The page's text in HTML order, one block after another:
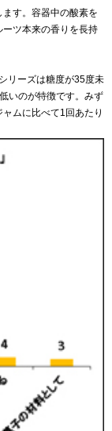
す。容器中の酸素を
ツ本来の香りを長持
リーズは糖度が35度未
いのが特徴です。みず
ムに比べて1回あたり